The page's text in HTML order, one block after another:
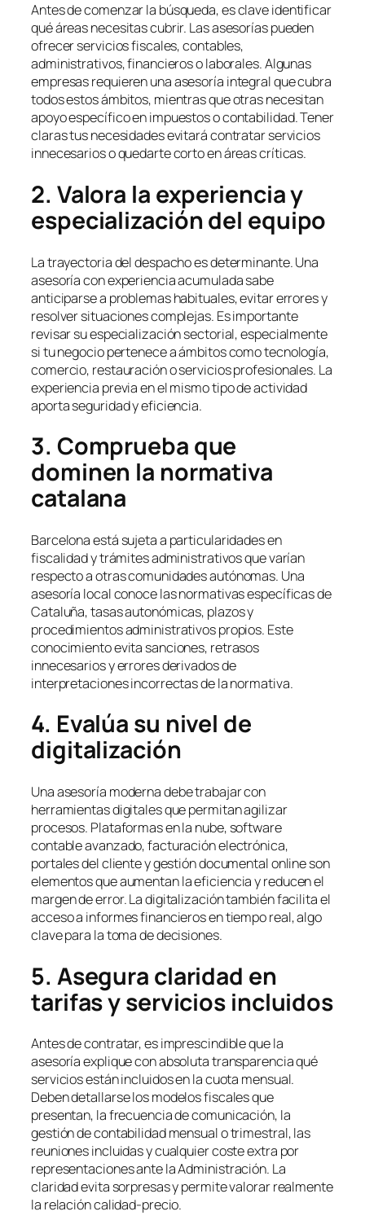
Antes de comenzar la búsqueda, es clave identificar
qué áreas necesitas cubrir. Las asesorías pueden
ofrecer servicios fiscales, contables,
administrativos, financieros o laborales. Algunas
empresas requieren una asesoría integral que cubra
todos estos ámbitos, mientras que otras necesitan
apoyo específico en impuestos o contabilidad. Tener
claras tus necesidades evitará contratar servicios
innecesarios o quedarte corto en áreas críticas.
2. Valora la experiencia y
especialización del equipo
La trayectoria del despacho es determinante. Una
asesoría con experiencia acumulada sabe
anticiparse a problemas habituales, evitar errores y
resolver situaciones complejas. Es importante
revisar su especialización sectorial, especialmente
si tu negocio pertenece a ámbitos como tecnología,
comercio, restauración o servicios profesionales. La
experiencia previa en el mismo tipo de actividad
aporta seguridad y eficiencia.
3. Comprueba que
dominen la normativa
catalana
Barcelona está sujeta a particularidades en
fiscalidad y trámites administrativos que varían
respecto a otras comunidades autónomas. Una
asesoría local conoce las normativas específicas de
Cataluña, tasas autonómicas, plazos y
procedimientos administrativos propios. Este
conocimiento evita sanciones, retrasos
innecesarios y errores derivados de
interpretaciones incorrectas de la normativa.
4. Evalúa su nivel de
digitalización
Una asesoría moderna debe trabajar con
herramientas digitales que permitan agilizar
procesos. Plataformas en la nube, software
contable avanzado, facturación electrónica,
portales del cliente y gestión documental online son
elementos que aumentan la eficiencia y reducen el
margen de error. La digitalización también facilita el
acceso a informes financieros en tiempo real, algo
clave para la toma de decisiones.
5. Asegura claridad en
tarifas y servicios incluidos
Antes de contratar, es imprescindible que la
asesoría explique con absoluta transparencia qué
servicios están incluidos en la cuota mensual.
Deben detallarse los modelos fiscales que
presentan, la frecuencia de comunicación, la
gestión de contabilidad mensual o trimestral, las
reuniones incluidas y cualquier coste extra por
representaciones ante la Administración. La
claridad evita sorpresas y permite valorar realmente
la relación calidad-precio.